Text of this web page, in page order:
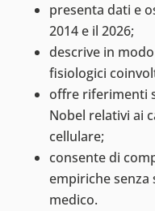
presenta dati e
2014 e il 2026;
descrive in
fisiologici
offre riferimenti
Nobel relativi ai
cellulare;
consente di
empiriche senza
medico.